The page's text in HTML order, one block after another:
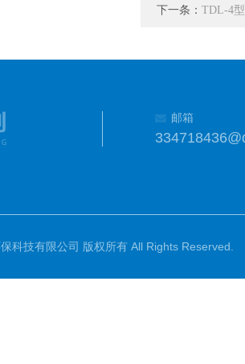
下一条： TDL-4
邮箱
科技有限公司 版权所有 All Rights Reserved.